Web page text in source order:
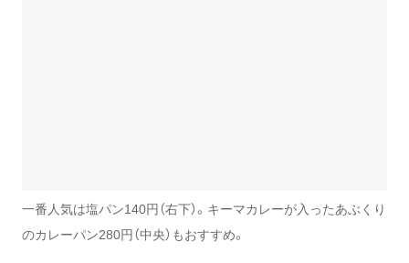
一番人気は塩パン140円（右下）。キーマカレーが入ったあぶくり
のカレーパン280円（中央）もおすすめ。